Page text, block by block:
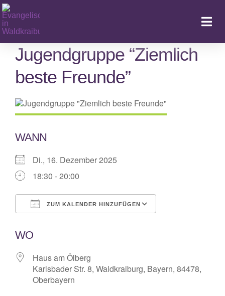
Zum
Inhalt
springen
Jugendgruppe “Ziemlich
beste Freunde”
WANN
Di., 16. Dezember 2025
18:30 - 20:00
ZUM KALENDER HINZUFÜGEN
WO
Haus am Ölberg
Karlsbader Str. 8, Waldkraiburg, Bayern, 84478,
Oberbayern